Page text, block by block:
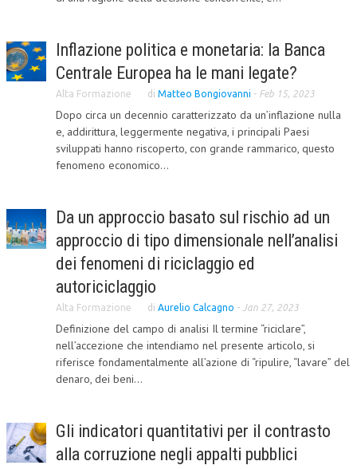
DIRITTO PENALE D’IMPRESA
DIRITTO DEL LAVORO
DIRITTO DELLE IMPRESE IN CRISI
CRIMINOLOGIA E CRIMINALISTICA
FISCO
DIRITTO TRIBUTARIO
FISCALITÀ INTERNAZIONALE
TAX RISK MANAGEMENT
CRIMINOLOGIA TRIBUTARIA
CFC E PARADISI FISCALI
PRASSI
AMMINISTRATIVA
Inflazione politica e monetaria: la Banca
Centrale Europea ha le mani legate?
Alta Formazione di Matteo Bongiovanni - Feb 15, 2023
Dopo circa un decennio caratterizzato da un’inflazione nulla
e, addirittura, leggermente negativa, i principali Paesi
sviluppati hanno riscoperto, con grande rammarico, questo
fenomeno economico...
Da un approccio basato sul rischio ad un
approccio di tipo dimensionale nell’analisi
dei fenomeni di riciclaggio ed
autoriciclaggio
Alta Formazione di Aurelio Calcagno - Jan 27, 2023
Definizione del campo di analisi Il termine “riciclare”,
nell’accezione che intendiamo nel presente articolo, si
riferisce fondamentalmente all’azione di “ripulire, “lavare” del
denaro, dei beni...
Gli indicatori quantitativi per il contrasto
alla corruzione negli appalti pubblici